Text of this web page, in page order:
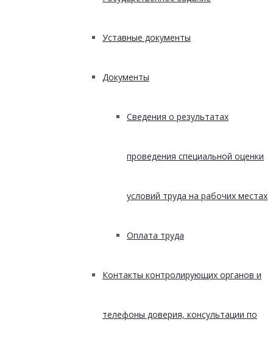
Уставные документы
Документы
Сведения о результатах
проведения специальной оценки
условий труда на рабочих местах
Оплата труда
Контакты контролирующих органов и
телефоны доверия, консультации по